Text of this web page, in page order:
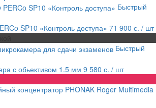
Быстрый
SP10 «Контроль доступа» 71 900 с. / шт
Быстрый
с обьективом 1.5 мм 9 580 с. / шт